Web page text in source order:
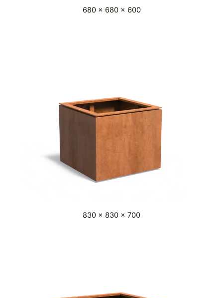
680 x 680 x 600
830 x 830 x 700